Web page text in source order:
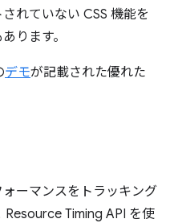
れていない CSS 機能を
ります。
デモが記載された優れた
ーマンスをトラッキング
Timing API を使